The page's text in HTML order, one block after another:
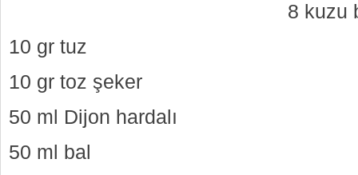
8 kuzu
10 gr tuz
10 gr toz şeker
50 ml Dijon hardalı
50 ml bal